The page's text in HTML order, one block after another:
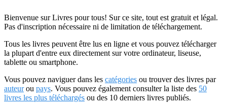
Bienvenue sur Livres pour tous! Sur ce site, tout est gratuit et légal.
Pas d'inscription nécessaire ni de limitation de téléchargement.
Tous les livres peuvent être lus en ligne et vous pouvez télécharger
la plupart d'entre eux directement sur votre ordinateur, liseuse,
tablette ou smartphone.
Vous pouvez naviguer dans les catégories ou trouver des livres par
auteurou pays. Vous pouvez également consulter la liste des 50
livres les plus téléchargés ou des 10 derniers livres publiés.